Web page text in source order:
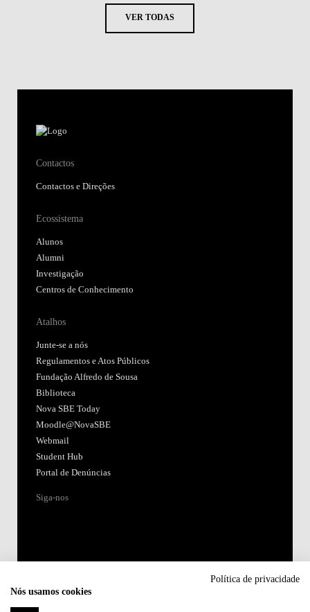
VER TODAS
Contactos
Contactos e Direções
Ecossistema
Alunos
Alumni
Investigação
Centros de Conhecimento
Atalhos
Junte-se a nós
Regulamentos e Atos Públicos
Fundação Alfredo de Sousa
Biblioteca
Nova SBE Today
Moodle@NovaSBE
Webmail
Student Hub
Portal de Denúncias
Siga-nos
Política de privacidade
Nós usamos cookies